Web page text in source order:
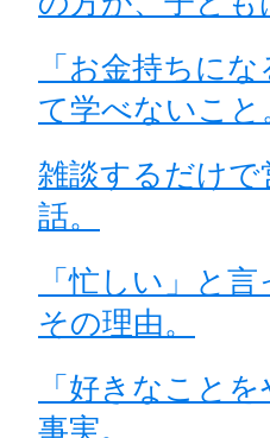
「お金持ちに
て学べないこと
雑談するだけ
話。
「忙しい」と
その理由。
「好きなこと
事実。